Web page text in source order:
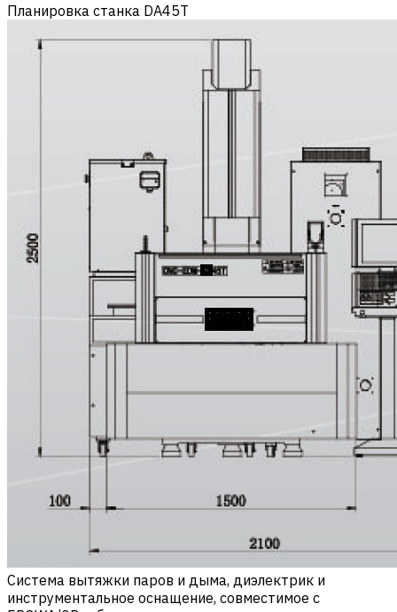
Планировка станка DA45T
Система вытяжки паров и дыма, диэлектрик и
инструментальное оснащение, совместимое с